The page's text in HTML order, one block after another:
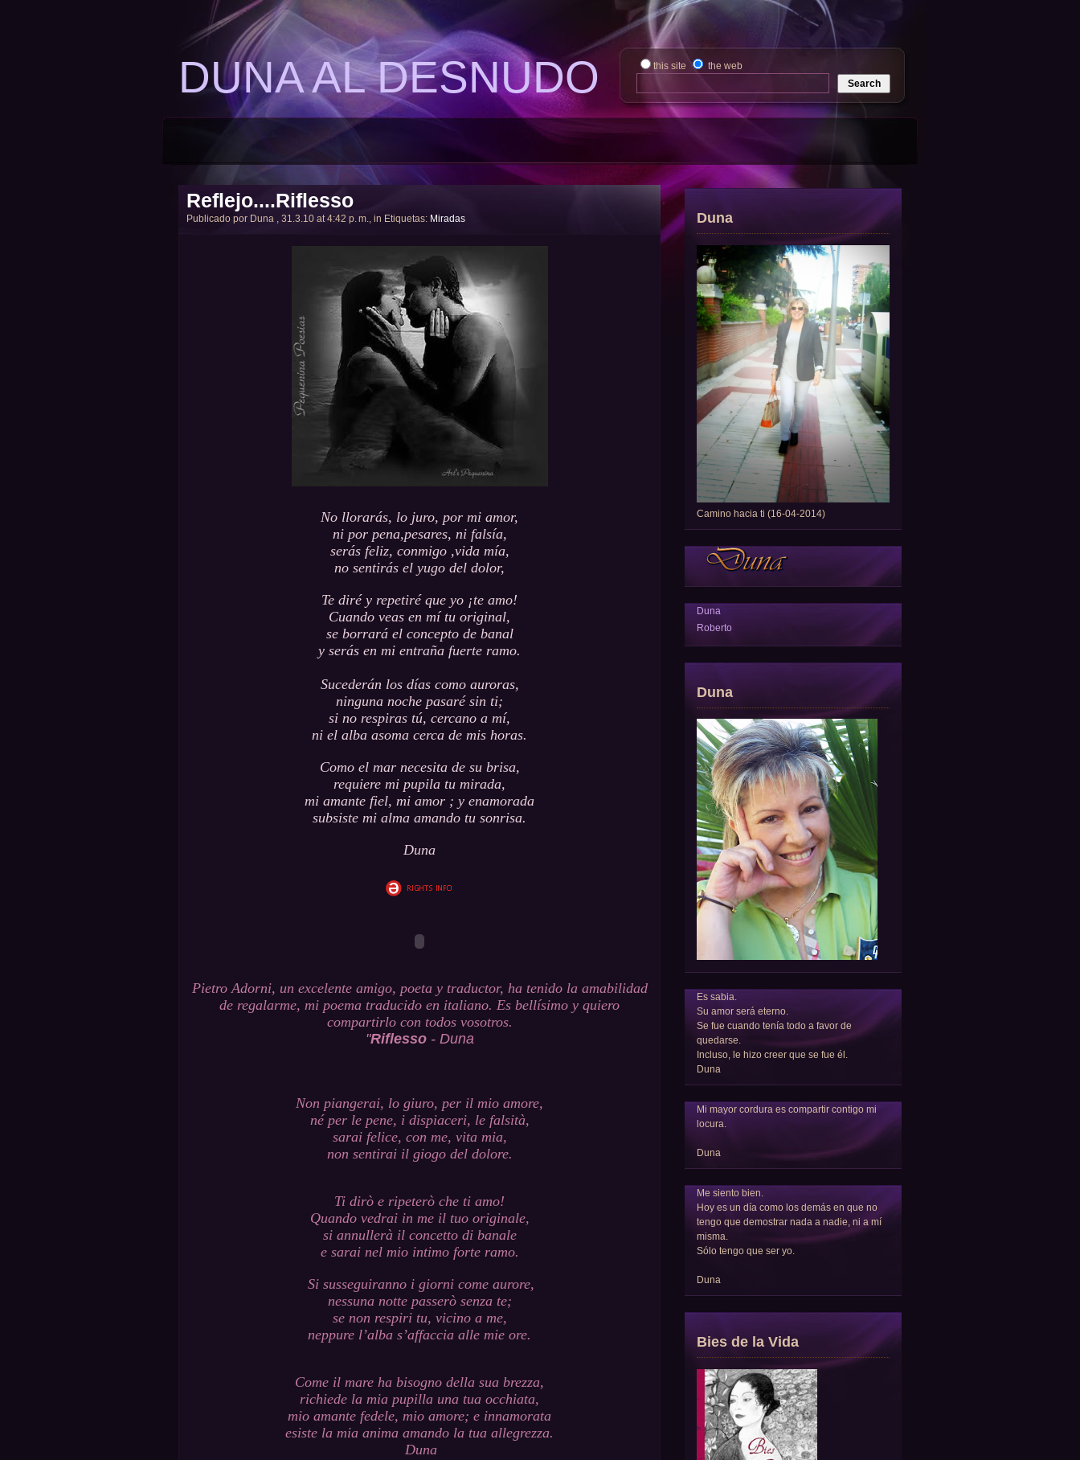
DUNA AL DESNUDO this site the web
Reflejo....Riflesso
Publicado por Duna , 31.3.10 at 4:42 p. m., in Etiquetas: Miradas
No llorarás, lo juro, por mi amor,
ni por pena,pesares, ni falsía,
serás feliz, conmigo ,vida mía,
no sentirás el yugo del dolor,
Te diré y repetiré que yo ¡te amo!
Cuando veas en mí tu original,
se borrará el concepto de banal
y serás en mi entraña fuerte ramo.
Sucederán los días como auroras,
ninguna noche pasaré sin ti;
si no respiras tú, cercano a mí,
ni el alba asoma cerca de mis horas.
Como el mar necesita de su brisa,
requiere mi pupila tu mirada,
mi amante fiel, mi amor ; y enamorada
subsiste mi alma amando tu sonrisa.
Duna
Pietro Adorni, un excelente amigo, poeta y traductor, ha tenido la amabilidad
de regalarme, mi poema traducido en italiano. Es bellísimo y quiero
compartirlo con todos vosotros.
"Riflesso- Duna
Non piangerai, lo giuro, per il mio amore,
né per le pene, i dispiaceri, le falsità,
sarai felice, con me, vita mia,
non sentirai il giogo del dolore.
Ti dirò e ripeterò che ti amo!
Quando vedrai in me il tuo originale,
si annullerà il concetto di banale
e sarai nel mio intimo forte ramo.
Si susseguiranno i giorni come aurore,
nessuna notte passerò senza te;
se non respiri tu, vicino a me,
neppure l’alba s’affaccia alle mie ore.
Come il mare ha bisogno della sua brezza,
richiede la mia pupilla una tua occhiata,
mio amante fedele, mio amore; e innamorata
esiste la mia anima amando la tua allegrezza.
Duna
Duna
Camino hacia ti (16-04-2014)
Duna
Roberto
Duna
Es sabia.
Su amor será eterno.
Se fue cuando tenía todo a favor de
quedarse.
Incluso, le hizo creer que se fue él.
Duna
Mi mayor cordura es compartir contigo mi
locura.
Duna
Me siento bien.
Hoy es un día como los demás en que no
tengo que demostrar nada a nadie, ni a mí
misma.
Sólo tengo que ser yo.
Duna
Bies de la Vida